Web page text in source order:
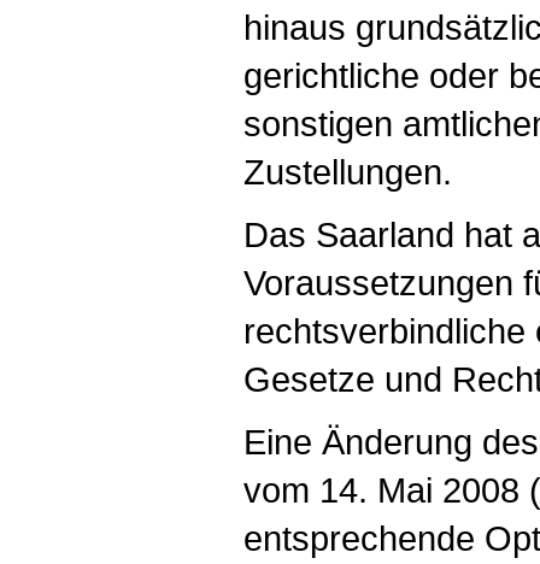
hinaus
gerichtliche oder
sonstigen
Zustellungen.
Das Saarland hat
Voraussetzungen
rechtsverbindliche
Gesetze und
Eine Änderung
vom 14. Mai 2008
entsprechende